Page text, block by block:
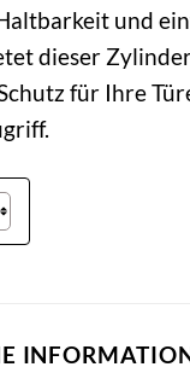
und
dieser
für Ihre